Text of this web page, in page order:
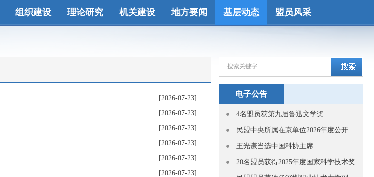
组织建设 理论研究 机关建设 地方要闻 基层动态 盟员风采
[2026-07-23]
[2026-07-23]
[2026-07-23]
[2026-07-23]
[2026-07-23]
[2026-07-23]
电子公告
4名盟员获第九届鲁迅文学奖
王光谦当选中国科协主席
20名盟员获得2025年度国家科学技术奖